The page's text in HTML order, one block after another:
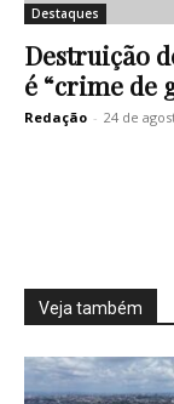
Destaques
Destruição
é “crime de
Redação - 24 de
Veja também